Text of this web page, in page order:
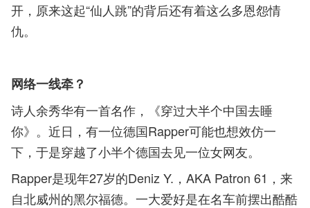
开，原来这起“仙人跳”的背后还有着这么多恩怨情
仇。
网络一线牵？
诗人余秀华有一首名作，《穿过大半个中国去睡
你》。近日，有一位德国Rapper可能也想效仿一
下，于是穿越了小半个德国去见一位女网友。
Rapper是现年27岁的Deniz Y.，AKA Patron 61，来
自北威州的黑尔福德。一大爱好是在名车前摆出酷酷